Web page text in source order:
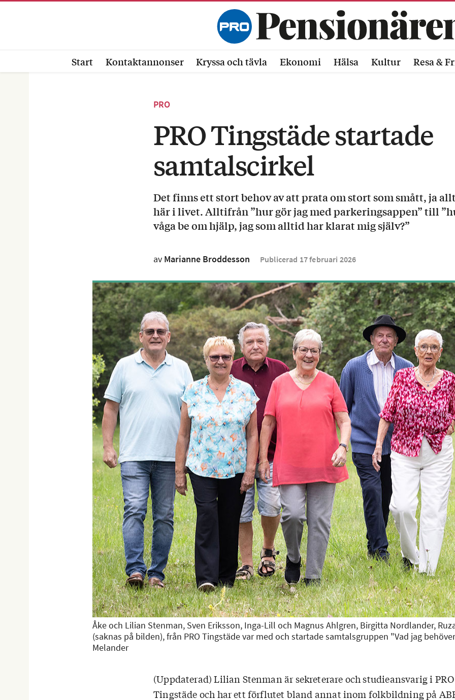
Start Kontaktannonser Kryssa och tävla Ekonomi Hälsa Kultur Resa &
PRO
PRO Tingstäde startade
samtalscirkel
Det finns ett stort behov av att prata om stort som smått, ja
här i livet. Alltifrån ”hur gör jag med parkeringsappen” till
våga be om hjälp, jag som alltid har klarat mig själv?”
av Marianne Broddesson Publicerad 17februari 2026
Åke och Lilian Stenman, Sven Eriksson, Inga-Lill och Magnus Ahlgren, Birgitta Nordlander,
(saknas på bilden), från PRO Tingstäde var med och startade samtalsgruppen "Vad jag
Melander
(Uppdaterad) Lilian Stenman är sekreterare och studieansvarig i PRO
Tingstäde och har ett förflutet bland annat inom folkbildning på